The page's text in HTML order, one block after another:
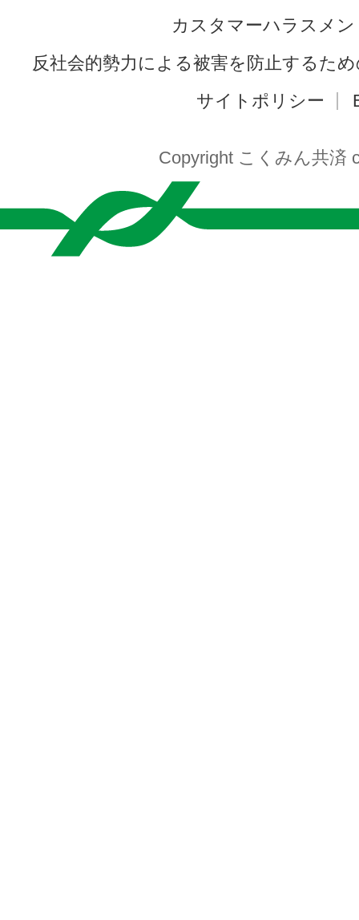
カスタマーハラスメ
反社会的勢力による被害を防止するた
サイトポリシー
Copyright こくみん共済